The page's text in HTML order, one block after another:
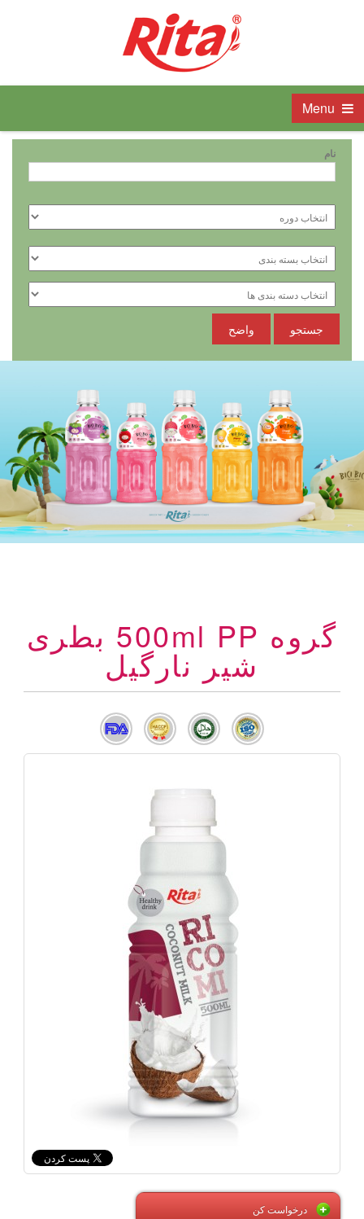
نام
جستجو واضح
گروه 500ml PP بطری
شیر نارگیل
درخواست کن